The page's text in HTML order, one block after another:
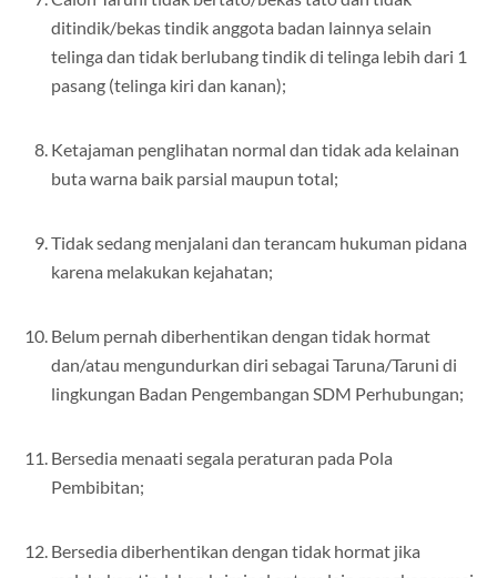
ditindik/bekas tindik anggota badan lainnya selain
telinga dan tidak berlubang tindik di telinga lebih dari 1
pasang (telinga kiri dan kanan);
Ketajaman penglihatan normal dan tidak ada kelainan
buta warna baik parsial maupun total;
Tidak sedang menjalani dan terancam hukuman pidana
karena melakukan kejahatan;
Belum pernah diberhentikan dengan tidak hormat
dan/atau mengundurkan diri sebagai Taruna/Taruni di
lingkungan Badan Pengembangan SDM Perhubungan;
Bersedia menaati segala peraturan pada Pola
Pembibitan;
Bersedia diberhentikan dengan tidak hormat jika